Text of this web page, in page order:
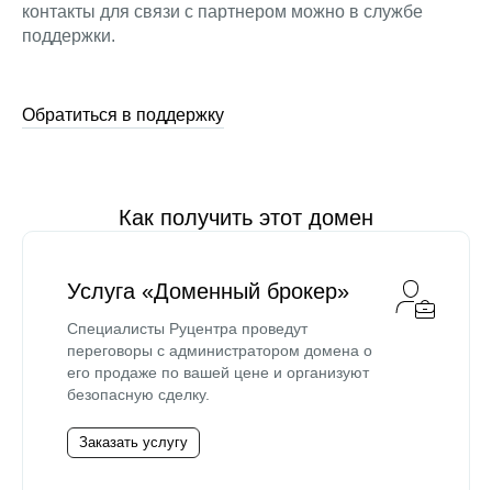
контакты для связи с партнером можно в службе
поддержки.
Обратиться в поддержку
Как получить этот домен
Услуга «Доменный брокер»
Специалисты Руцентра проведут
переговоры с администратором домена о
его продаже по вашей цене и организуют
безопасную сделку.
Заказать услугу